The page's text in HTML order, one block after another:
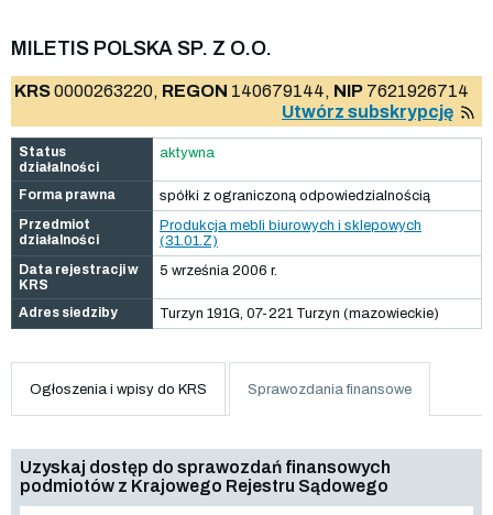
MILETIS POLSKA SP. Z O.O.
KRS0000263220, REGON 140679144, NIP 7621926714
Utwórz subskrypcję
Status
działalności
aktywna
Forma prawna
spółki z ograniczoną odpowiedzialnością
Przedmiot
działalności
Produkcja mebli biurowych i sklepowych
(31.01.Z)
Data rejestracji w
KRS
5 września 2006 r.
Adres siedziby Turzyn 191G, 07-221 Turzyn (mazowieckie)
Ogłoszenia i wpisy do KRS Sprawozdania finansowe
Uzyskaj dostęp do sprawozdań finansowych
podmiotów z Krajowego Rejestru Sądowego